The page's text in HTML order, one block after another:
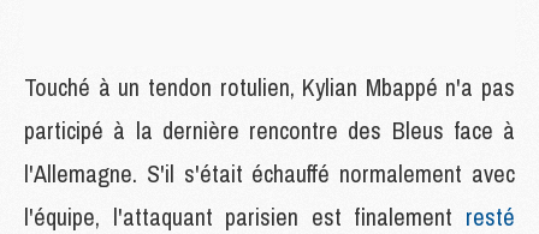
Touché à un tendon rotulien, Kylian Mbappé n'a pas
participé à la dernière rencontre des Bleus face à
l'Allemagne. S'il s'était échauffé normalement avec
l'équipe, l'attaquant parisien est finalement resté